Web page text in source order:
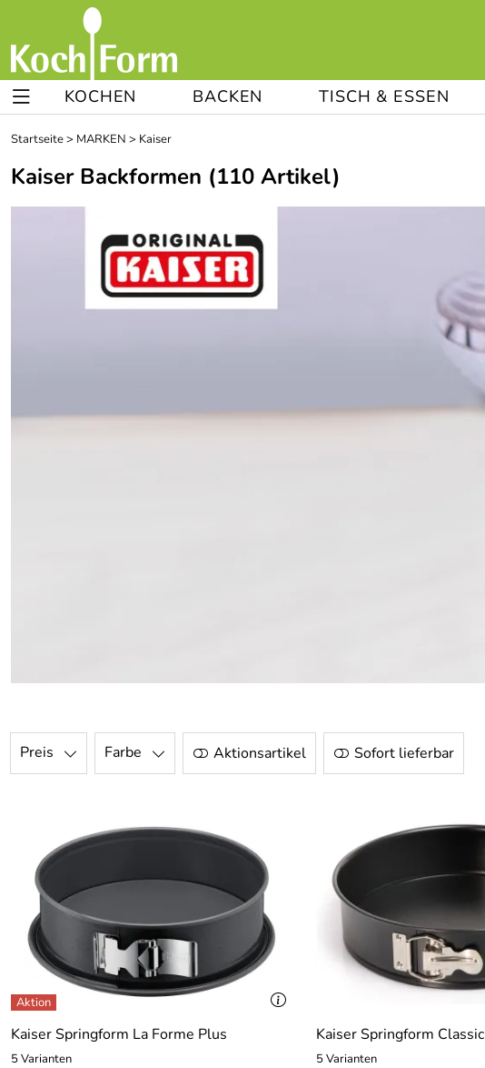
KOCHEN BACKEN TISCH & ESSEN
Startseite> MARKEN > Kaiser
Kaiser Backformen (110 Artikel)
Preis Farbe Aktionsartikel Sofort lieferbar
Kaiser Springform La Forme Plus
5 Varianten
Kaiser Springform Classic
5 Varianten